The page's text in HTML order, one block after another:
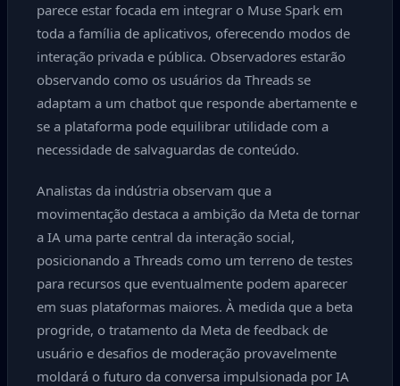
parece estar focada em integrar o Muse Spark em
toda a família de aplicativos, oferecendo modos de
interação privada e pública. Observadores estarão
observando como os usuários da Threads se
adaptam a um chatbot que responde abertamente e
se a plataforma pode equilibrar utilidade com a
necessidade de salvaguardas de conteúdo.
Analistas da indústria observam que a
movimentação destaca a ambição da Meta de tornar
a IA uma parte central da interação social,
posicionando a Threads como um terreno de testes
para recursos que eventualmente podem aparecer
em suas plataformas maiores. À medida que a beta
progride, o tratamento da Meta de feedback de
usuário e desafios de moderação provavelmente
moldará o futuro da conversa impulsionada por IA